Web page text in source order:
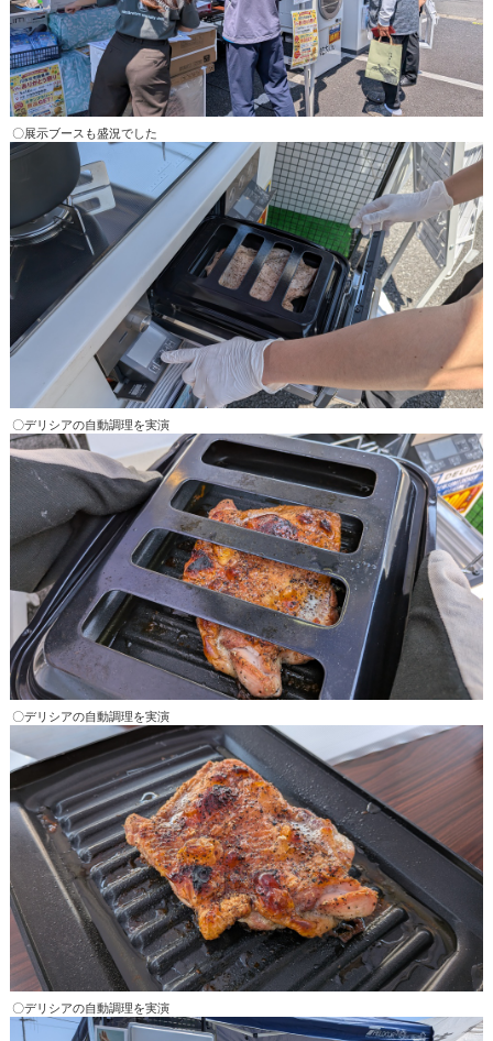
〇展示ブースも盛況でした
〇デリシアの自動調理を実演
〇デリシアの自動調理を実演
〇デリシアの自動調理を実演